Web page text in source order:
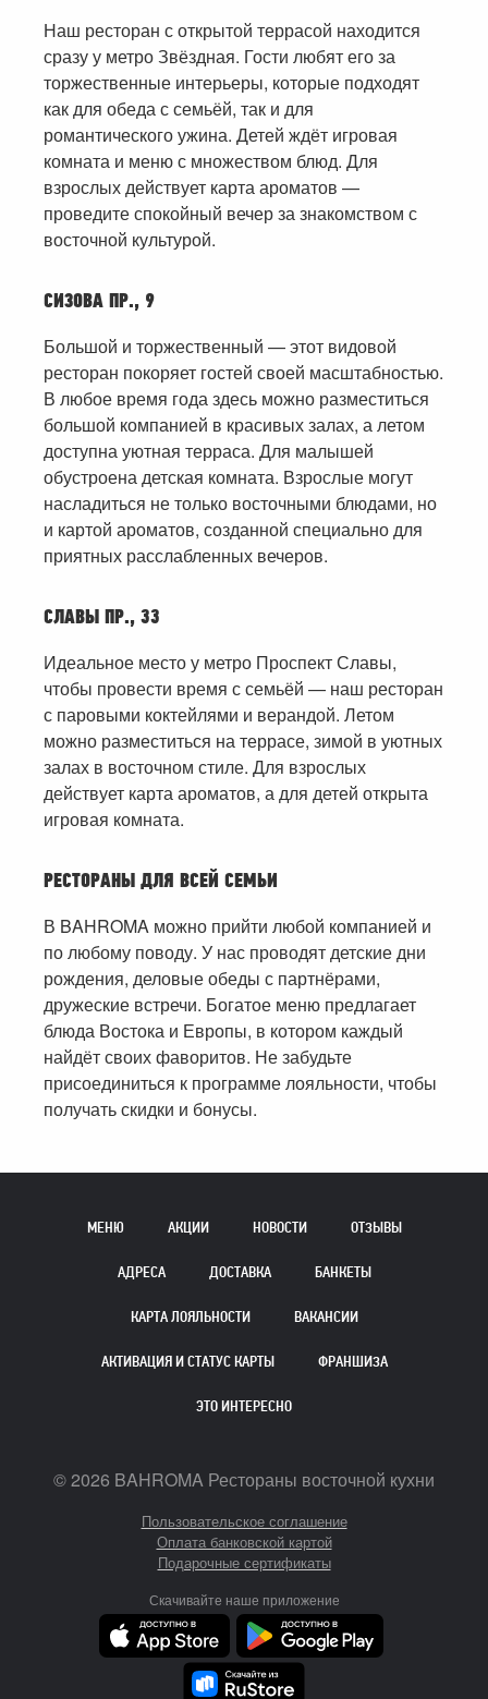
Наш ресторан с открытой террасой находится
сразу у метро Звёздная. Гости любят его за
торжественные интерьеры, которые подходят
как для обеда с семьёй, так и для
романтического ужина. Детей ждёт игровая
комната и меню с множеством блюд. Для
взрослых действует карта ароматов —
проведите спокойный вечер за знакомством с
восточной культурой.
СИЗОВА ПР., 9
Большой и торжественный — этот видовой
ресторан покоряет гостей своей масштабностью.
В любое время года здесь можно разместиться
большой компанией в красивых залах, а летом
доступна уютная терраса. Для малышей
обустроена детская комната. Взрослые могут
насладиться не только восточными блюдами, но
и картой ароматов, созданной специально для
приятных расслабленных вечеров.
СЛАВЫ ПР., 33
Идеальное место у метро Проспект Славы,
чтобы провести время с семьёй — наш ресторан
с паровыми коктейлями и верандой. Летом
можно разместиться на террасе, зимой в уютных
залах в восточном стиле. Для взрослых
действует карта ароматов, а для детей открыта
игровая комната.
РЕСТОРАНЫ ДЛЯ ВСЕЙ СЕМЬИ
В BAHROMA можно прийти любой компанией и
по любому поводу. У нас проводят детские дни
рождения, деловые обеды с партнёрами,
дружеские встречи. Богатое меню предлагает
блюда Востока и Европы, в котором каждый
найдёт своих фаворитов. Не забудьте
присоединиться к программе лояльности, чтобы
получать скидки и бонусы.
МЕНЮ АКЦИИ НОВОСТИ ОТЗЫВЫ
АДРЕСА ДОСТАВКА БАНКЕТЫ
КАРТА ЛОЯЛЬНОСТИ ВАКАНСИИ
АКТИВАЦИЯ И СТАТУС КАРТЫ ФРАНШИЗА
ЭТО ИНТЕРЕСНО
©2026 BAHROMA Рестораны восточной кухни
Пользовательское соглашение
Оплата банковской картой
Подарочные сертификаты
Скачивайте наше приложение